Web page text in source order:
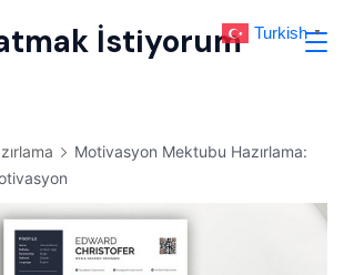
İstiyorum
Motivasyon Mektubu Hazırlama:
Turkish ▼